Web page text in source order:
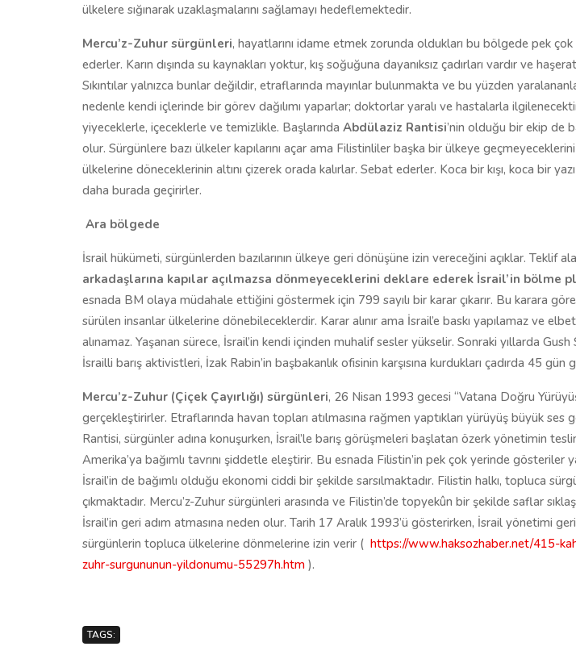
ülkelere sığınarak uzaklaşmalarını sağlamayı hedeflemektedir.
Mercu’z-Zuhur sürgünleri, hayatlarını idame etmek zorunda oldukları bu bölgede pek
ederler. Karın dışında su kaynakları yoktur, kış soğuğuna dayanıksız çadırları vardır ve
Sıkıntılar yalnızca bunlar değildir, etraflarında mayınlar bulunmakta ve bu yüzden
nedenle kendi içlerinde bir görev dağılımı yaparlar; doktorlar yaralı ve hastalarla
yiyeceklerle, içeceklerle ve temizlikle. Başlarında Abdülaziz Rantisi’nin olduğu bir ekip de
olur. Sürgünlere bazı ülkeler kapılarını açar ama Filistinliler başka bir ülkeye
ülkelerine döneceklerinin altını çizerek orada kalırlar. Sebat ederler. Koca bir kışı, koca bir yazı
daha burada geçirirler.
Ara bölgede
İsrail hükümeti, sürgünlerden bazılarının ülkeye geri dönüşüne izin vereceğini açıklar. Teklif
arkadaşlarına kapılar açılmazsa dönmeyeceklerini deklare ederek İsrail’in bölme
esnada BM olaya müdahale ettiğini göstermek için 799 sayılı bir karar çıkarır. Bu karara
sürülen insanlar ülkelerine dönebileceklerdir. Karar alınır ama İsrail’e baskı yapılamaz ve
alınamaz. Yaşanan sürece, İsrail’in kendi içinden muhalif sesler yükselir. Sonraki yıllarda Gush
İsrailli barış aktivistleri, İzak Rabin’in başbakanlık ofisinin karşısına kurdukları çadırda 45 gün
Mercu’z-Zuhur (Çiçek Çayırlığı) sürgünleri, 26 Nisan 1993 gecesi “Vatana Doğru
gerçekleştirirler. Etraflarında havan topları atılmasına rağmen yaptıkları yürüyüş büyük ses
Rantisi, sürgünler adına konuşurken, İsrail’le barış görüşmeleri başlatan özerk yönetimin
Amerika’ya bağımlı tavrını şiddetle eleştirir. Bu esnada Filistin’in pek çok yerinde gösteriler
İsrail’in de bağımlı olduğu ekonomi ciddi bir şekilde sarsılmaktadır. Filistin halkı, topluca
çıkmaktadır. Mercu’z-Zuhur sürgünleri arasında ve Filistin’de topyekûn bir şekilde saflar
İsrail’in geri adım atmasına neden olur. Tarih 17 Aralık 1993’ü gösterirken, İsrail yönetimi
sürgünlerin topluca ülkelerine dönmelerine izin verir ( https://www.haksozhaber.net/415-
zuhr-surgununun-yildonumu-55297h.htm ).
TAGS: